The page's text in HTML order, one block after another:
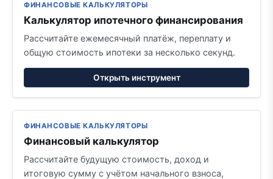
ФИНАНСОВЫЕ КАЛЬКУЛЯТОРЫ
Калькулятор ипотечного финансирования
Рассчитайте ежемесячный платёж, переплату и
общую стоимость ипотеки за несколько секунд.
Открыть инструмент
ФИНАНСОВЫЕ КАЛЬКУЛЯТОРЫ
Финансовый калькулятор
Рассчитайте будущую стоимость, доход и
итоговую сумму с учётом начального взноса,